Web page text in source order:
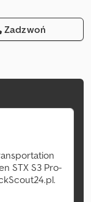
Zadzwoń